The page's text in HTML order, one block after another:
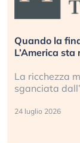
Quando la
L’America
La ricchezza
sganciata
24 luglio 2026